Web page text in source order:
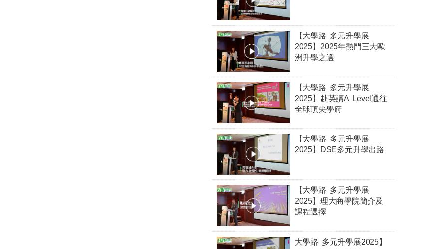
【大學路 多元升學展
2025】2025年熱門三大歐
洲升學之選
【大學路 多元升學展
2025】赴英讀A Level通往
全球頂尖學府
【大學路 多元升學展
2025】DSE多元升學出路
【大學路 多元升學展
2025】理大商學院簡介及
課程選擇
大學路 多元升學展2025】